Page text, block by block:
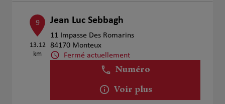
9
13.12
km
Jean Luc Sebbagh
11 Impasse Des Romarins
84170 Monteux
Fermé actuellement
Numéro
Voir plus